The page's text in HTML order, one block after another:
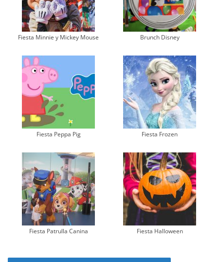
Fiesta Minnie y Mickey Mouse Brunch Disney
Fiesta Peppa Pig Fiesta Frozen
Fiesta Patrulla Canina Fiesta Halloween